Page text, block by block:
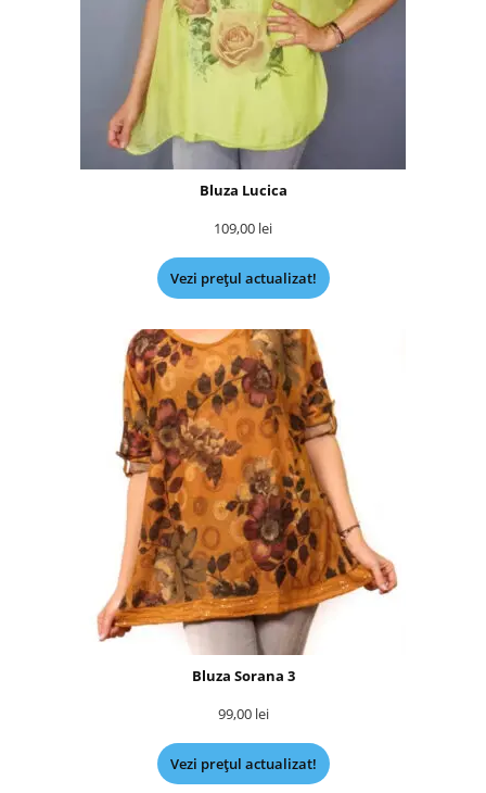
Bluza Lucica
109,00 lei
Vezi prețul actualizat!
Bluza Sorana 3
99,00 lei
Vezi prețul actualizat!